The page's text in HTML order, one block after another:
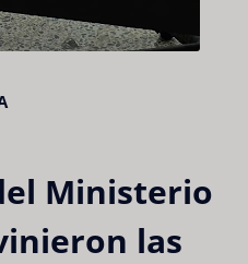
Ministerio
las